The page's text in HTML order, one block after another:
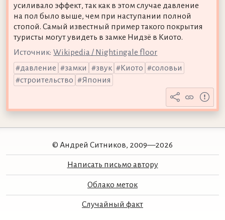
усиливало эффект, так как в этом случае давление
на пол было выше, чем при наступании полной
стопой. Самый известный пример такого покрытия
туристы могут увидеть в замке Нидзё в Киото.
Источник: Wikipedia / Nightingale floor
давление
замки звук Киото
соловьи
строительство
Япония
© Андрей Ситников, 2009—2026
Написать письмо автору
Облако меток
Случайный факт